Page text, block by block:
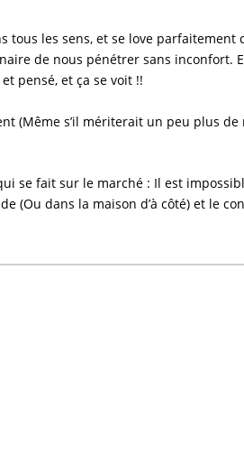
tous les sens, et se love parfaitement
de nous pénétrer sans inconfort.
pensé, et ça se voit !!
(Même s’il mériterait un peu plus de
se fait sur le marché : Il est
(Ou dans la maison d’à côté) et le